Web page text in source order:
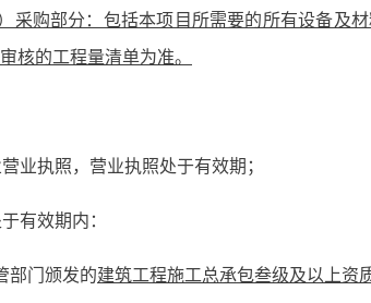
采购部分：包括本项目所需要的所有设备及
核的工程量清单为准。
业执照，营业执照处于有效期；
有效期内：
部门颁发的建筑工程施工总承包叁级及以上资